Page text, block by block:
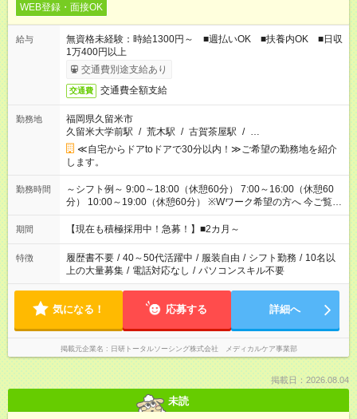
WEB登録・面接OK
給与
無資格未経験：時給1300円～ ■週払いOK ■扶養内OK ■日収
1万400円以上
交通費別途支給あり
交通費 交通費全額支給
勤務地
福岡県久留米市
久留米大学前駅 / 荒木駅 / 古賀茶屋駅 / …
≪自宅からドアtoドアで30分以内！≫ご希望の勤務地を紹介
します。
勤務時間
～シフト例～ 9:00～18:00（休憩60分） 7:00～16:00（休憩60
分） 10:00～19:00（休憩60分） ※Wワーク希望の方へ 今ご覧の
お仕事で希望する勤務時間と、もう1つのお仕事の勤務時間の合
計が 週40時間を超えなければOKです。
期間 【現在も積極採用中！急募！】■2カ月～
特徴 履歴書不要 / 40～50代活躍中 / 服装自由 / シフト勤務 / 10名以
上の大量募集 / 電話対応なし / パソコンスキル不要
気になる！ 応募する 詳細へ
掲載元企業名 日研トータルソーシング株式会社 メディカルケア事業部
掲載日：2026.08.04
未読